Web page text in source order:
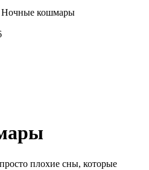
Ночные кошмары
плохие сны, которые